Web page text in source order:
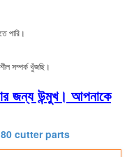
পারি।
সম্পর্ক খুঁজছি।
জন্য উন্মুখ। আপনাকে
cutter parts